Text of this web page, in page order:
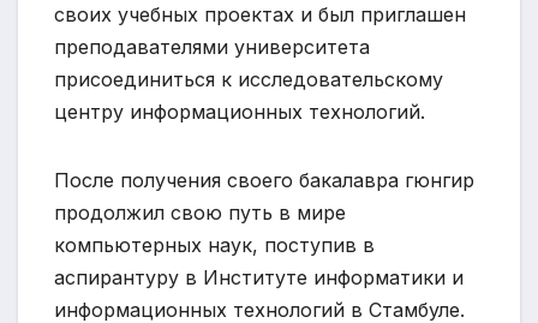
своих учебных проектах и был приглашен
преподавателями университета
присоединиться к исследовательскому
центру информационных технологий.
После получения своего бакалавра гюнгир
продолжил свою путь в мире
компьютерных наук, поступив в
аспирантуру в Институте информатики и
информационных технологий в Стамбуле.